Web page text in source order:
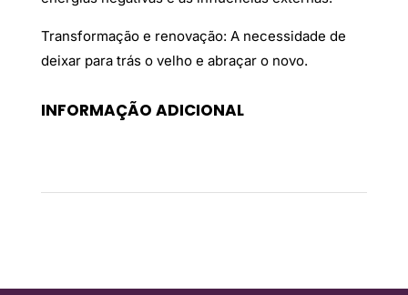
Transformação e renovação: A necessidade de
deixar para trás o velho e abraçar o novo.
INFORMAÇÃO ADICIONAL